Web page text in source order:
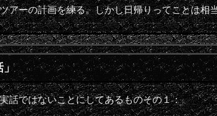
アーの計画を練る。しかし日帰りってことは
」
話ではないことにしてあるものその１：